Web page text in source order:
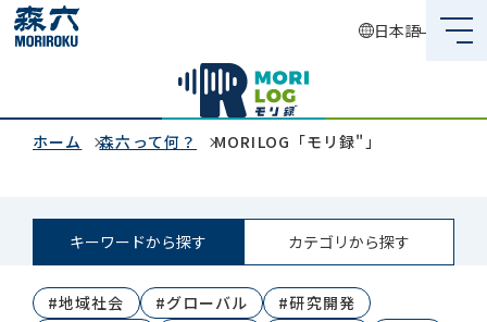
日本語
企業情報
サステナビリティ
投資家情報
ホーム 森六って何？ MORILOG「モリ録"」
キーワードから探す カテゴリから探す
#地域社会 #グローバル
#研究開発